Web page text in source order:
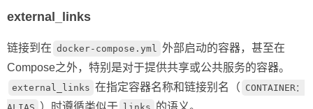
external_links
链接到在 docker-compose.yml
外部启动的容器，甚至在
Compose之外，特别是对于提供共享或公共服务的容器。
external_links 在指定容器名称和链接别名（ CONTAINER：
）时遵循类似于 的语义。